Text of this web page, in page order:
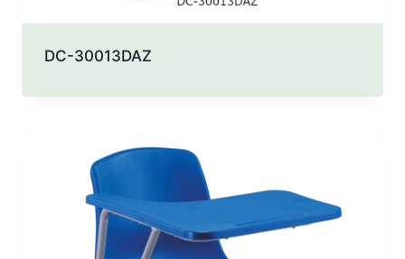
DC-30013DAZ